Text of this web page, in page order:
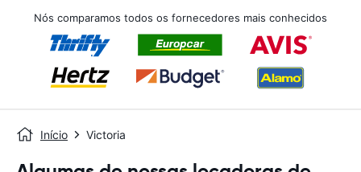
Nós comparamos todos os fornecedores mais conhecidos
Início Victoria